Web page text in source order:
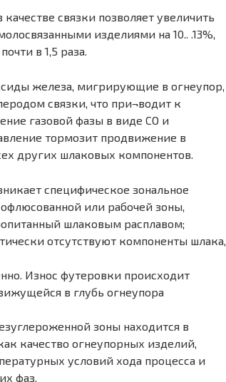
связки позволяет увеличить
изделиями на 10.. .13%,
в 1,5 раза.
железа, мигрирующие в огнеупор,
связки, что при¬водит к
газовой фазы в виде СО и
тормозит продвижение в
других шлаковых компонентов.
специфическое зональное
или рабочей зоны,
шлаковым расплавом;
отсутствуют компоненты шлака,
Износ футеровки происходит
в глубь огнеупора
зоны находится в
качество огнеупорных изделий,
условий хода процесса и
фаз.